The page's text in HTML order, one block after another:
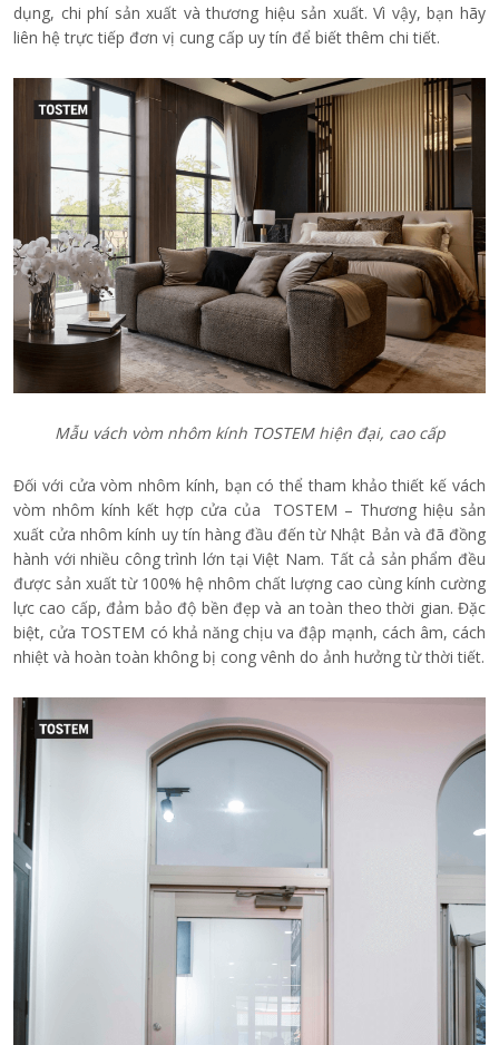
dụng, chi phí sản xuất và thương hiệu sản xuất. Vì vậy, bạn hãy
liên hệ trực tiếp đơn vị cung cấp uy tín để biết thêm chi tiết.
Mẫu vách vòm nhôm kính TOSTEM hiện đại, cao cấp
Đối với cửa vòm nhôm kính, bạn có thể tham khảo thiết kế vách
vòm nhôm kính kết hợp cửa của TOSTEM – Thương hiệu sản
xuất cửa nhôm kính uy tín hàng đầu đến từ Nhật Bản và đã đồng
hành với nhiều công trình lớn tại Việt Nam. Tất cả sản phẩm đều
được sản xuất từ 100% hệ nhôm chất lượng cao cùng kính cường
lực cao cấp, đảm bảo độ bền đẹp và an toàn theo thời gian. Đặc
biệt, cửa TOSTEM có khả năng chịu va đập mạnh, cách âm, cách
nhiệt và hoàn toàn không bị cong vênh do ảnh hưởng từ thời tiết.